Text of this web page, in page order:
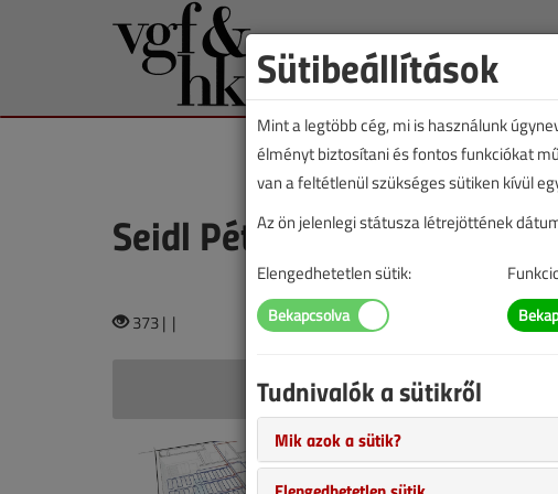
Seidl Péter
373 | |
Seidl Péter
Láthatatlan
Sütibeállítások
Mint a legtöbb cég, mi is használunk
élményt biztosítani és fontos funkciókat
van a feltétlenül szükséges sütiken kívül
Az ön jelenlegi státusza létrejöttének
Elengedhetetlen sütik:
Tudnivalók a sütikről
Mik azok a sütik?